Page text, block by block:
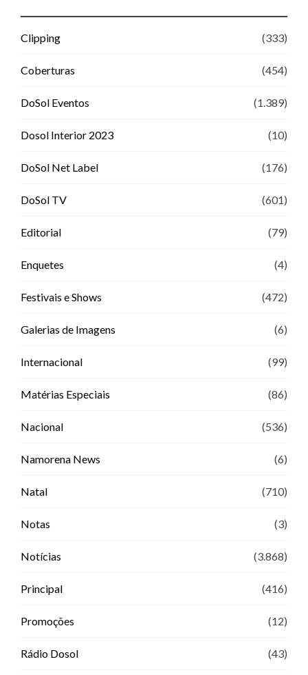
Clipping (333)
Coberturas (454)
DoSol Eventos (1.389)
Dosol Interior 2023 (10)
DoSol Net Label (176)
DoSol TV (601)
Editorial (79)
Enquetes (4)
Festivais e Shows (472)
Galerias de Imagens (6)
Internacional (99)
Matérias Especiais (86)
Nacional (536)
Namorena News (6)
Natal (710)
Notas (3)
Notícias (3.868)
Principal (416)
Promoções (12)
Rádio Dosol (43)